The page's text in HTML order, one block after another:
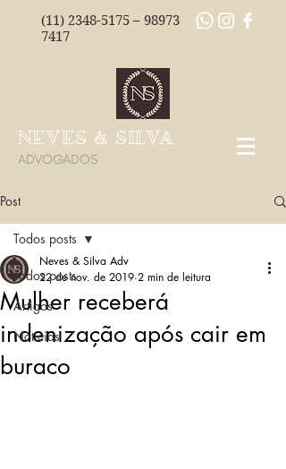
(11) 2348-5175 – 98973
7417
NEVES & SILVA
ADVOGADOS
Post
Todos posts
Artigos
Notícias
Todos posts
Mulher receberá
indenização após cair em
buraco
Neves & Silva Adv
22 de nov. de 2019 2 min de leitura